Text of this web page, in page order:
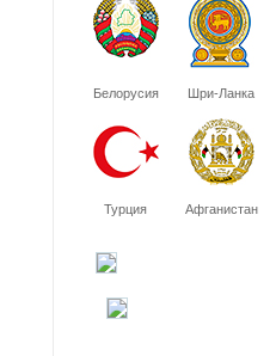
Белорусия Шри-Ланка
Турция Афганистан